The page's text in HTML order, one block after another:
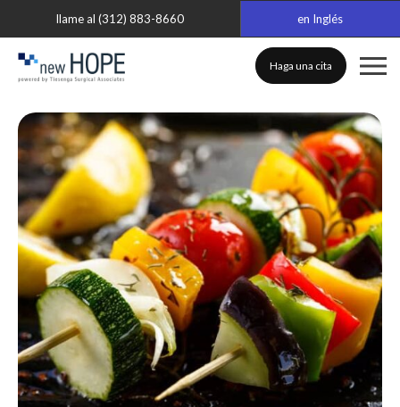
llame al (312) 883-8660 en Inglés
Haga una cita